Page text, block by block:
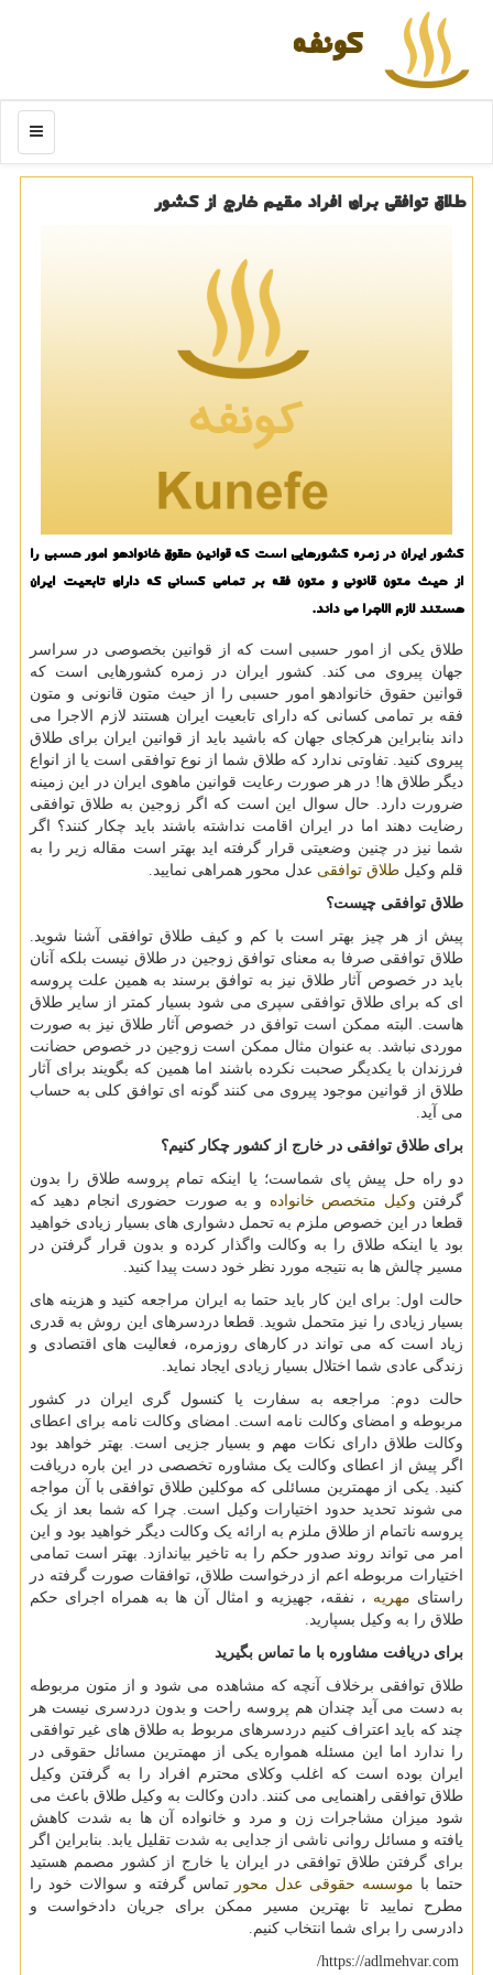
كونفه
منو
طلاق توافقی برای افراد مقیم خارج از كشور
كشور ایران در زمره كشورهایی است كه قوانین حقوق خانوادهو امور حسبی را
از حیث متون قانونی و متون فقه بر تمامی كسانی كه دارای تابعیت ایران
هستند لازم الاجرا می داند.
طلاق یکی از امور حسبی است که از قوانین بخصوصی در سراسر
جهان پیروی می کند. کشور ایران در زمره کشورهایی است که
قوانین حقوق خانوادهو امور حسبی را از حیث متون قانونی و متون
فقه بر تمامی کسانی که دارای تابعیت ایران هستند لازم الاجرا می
داند بنابراین هرکجای جهان که باشید باید از قوانین ایران برای طلاق
پیروی کنید. تفاوتی ندارد که طلاق شما از نوع توافقی است یا از انواع
دیگر طلاق ها! در هر صورت رعایت قوانین ماهوی ایران در این زمینه
ضرورت دارد. حال سوال این است که اگر زوجین به طلاق توافقی
رضایت دهند اما در ایران اقامت نداشته باشند باید چکار کنند؟ اگر
شما نیز در چنین وضعیتی قرار گرفته اید بهتر است مقاله زیر را به
قلم وکیل طلاق توافقی عدل محور همراهی نمایید.
طلاق توافقی چیست؟
پیش از هر چیز بهتر است با کم و کیف طلاق توافقی آشنا شوید.
طلاق توافقی صرفا به معنای توافق زوجین در طلاق نیست بلکه آنان
باید در خصوص آثار طلاق نیز به توافق برسند به همین علت پروسه
ای که برای طلاق توافقی سپری می شود بسیار کمتر از سایر طلاق
هاست. البته ممکن است توافق در خصوص آثار طلاق نیز به صورت
موردی نباشد. به عنوان مثال ممکن است زوجین در خصوص حضانت
فرزندان با یکدیگر صحبت نکرده باشند اما همین که بگویند برای آثار
طلاق از قوانین موجود پیروی می کنند گونه ای توافق کلی به حساب
می آید.
برای طلاق توافقی در خارج از کشور چکار کنیم؟
دو راه حل پیش پای شماست؛ یا اینکه تمام پروسه طلاق را بدون
گرفتن وکیل متخصص خانواده و به صورت حضوری انجام دهید که
قطعا در این خصوص ملزم به تحمل دشواری های بسیار زیادی خواهید
بود یا اینکه طلاق را به وکالت واگذار کرده و بدون قرار گرفتن در
مسیر چالش ها به نتیجه مورد نظر خود دست پیدا کنید.
حالت اول: برای این کار باید حتما به ایران مراجعه کنید و هزینه های
بسیار زیادی را نیز متحمل شوید. قطعا دردسرهای این روش به قدری
زیاد است که می تواند در کارهای روزمره، فعالیت های اقتصادی و
زندگی عادی شما اختلال بسیار زیادی ایجاد نماید.
حالت دوم: مراجعه به سفارت یا کنسول گری ایران در کشور
مربوطه و امضای وکالت نامه است. امضای وکالت نامه برای اعطای
وکالت طلاق دارای نکات مهم و بسیار جزیی است. بهتر خواهد بود
اگر پیش از اعطای وکالت یک مشاوره تخصصی در این باره دریافت
کنید. یکی از مهمترین مسائلی که موکلین طلاق توافقی با آن مواجه
می شوند تحدید حدود اختیارات وکیل است. چرا که شما بعد از یک
پروسه ناتمام از طلاق ملزم به ارائه یک وکالت دیگر خواهید بود و این
امر می تواند روند صدور حکم را به تاخیر بیاندازد. بهتر است تمامی
اختیارات مربوطه اعم از درخواست طلاق، توافقات صورت گرفته در
راستای مهریه ، نفقه، جهیزیه و امثال آن ها به همراه اجرای حکم
طلاق را به وکیل بسپارید.
برای دریافت مشاوره با ما تماس بگیرید
طلاق توافقی برخلاف آنچه که مشاهده می شود و از متون مربوطه
به دست می آید چندان هم پروسه راحت و بدون دردسری نیست هر
چند که باید اعتراف کنیم دردسرهای مربوط به طلاق های غیر توافقی
را ندارد اما این مسئله همواره یکی از مهمترین مسائل حقوقی در
ایران بوده است که اغلب وکلای محترم افراد را به گرفتن وکیل
طلاق توافقی راهنمایی می کنند. دادن وکالت به وکیل طلاق باعث می
شود میزان مشاجرات زن و مرد و خانواده آن ها به شدت کاهش
یافته و مسائل روانی ناشی از جدایی به شدت تقلیل یابد. بنابراین اگر
برای گرفتن طلاق توافقی در ایران یا خارج از کشور مصمم هستید
حتما با موسسه حقوقی عدل محور تماس گرفته و سوالات خود را
مطرح نمایید تا بهترین مسیر ممکن برای جریان دادخواست و
دادرسی را برای شما انتخاب کنیم.
https://adlmehvar.com
/